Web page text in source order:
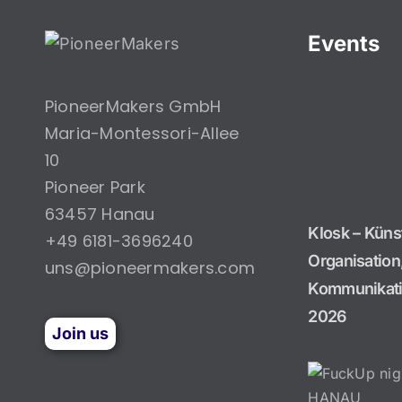
PioneerMakers GmbH
Maria-Montessori-Allee
10
Pioneer Park
63457 Hanau
+49 6181-3696240
uns@pioneermakers.com
Join us
Events
Künstliche
Intelligenz
2026
KIosk –
2026